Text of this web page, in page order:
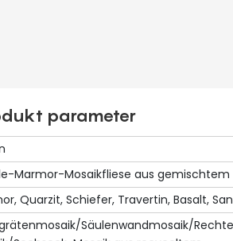
parameter
Marmor-Mosaikfliese aus gemischtem
Quarzit, Schiefer, Travertin, Basalt,
Säulenwandmosaik/